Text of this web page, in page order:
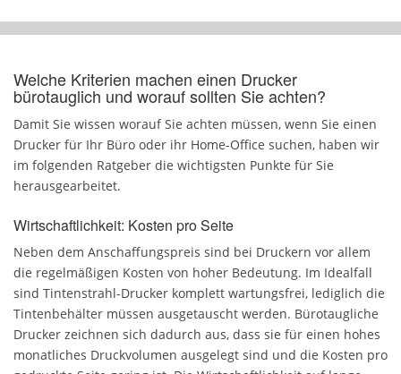
Welche Kriterien machen einen Drucker
bürotauglich und worauf sollten Sie achten?
Damit Sie wissen worauf Sie achten müssen, wenn Sie einen
Drucker für Ihr Büro oder ihr Home-Office suchen, haben wir
im folgenden Ratgeber die wichtigsten Punkte für Sie
herausgearbeitet.
Wirtschaftlichkeit: Kosten pro Seite
Neben dem Anschaffungspreis sind bei Druckern vor allem
die regelmäßigen Kosten von hoher Bedeutung. Im Idealfall
sind Tintenstrahl-Drucker komplett wartungsfrei, lediglich die
Tintenbehälter müssen ausgetauscht werden. Bürotaugliche
Drucker zeichnen sich dadurch aus, dass sie für einen hohes
monatliches Druckvolumen ausgelegt sind und die Kosten pro